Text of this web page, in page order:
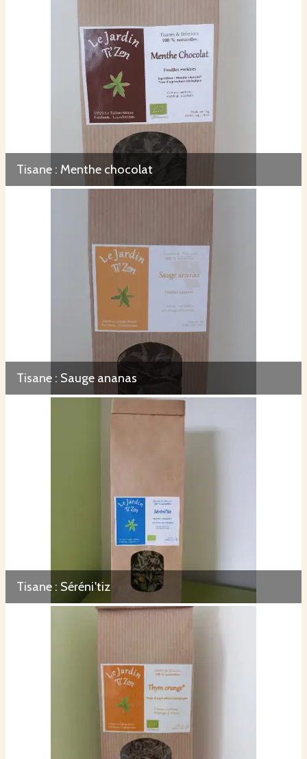
Tisane : Menthe chocolat
Tisane : Sauge ananas
Tisane : Séréni'tiz